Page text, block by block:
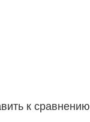
к сравнению